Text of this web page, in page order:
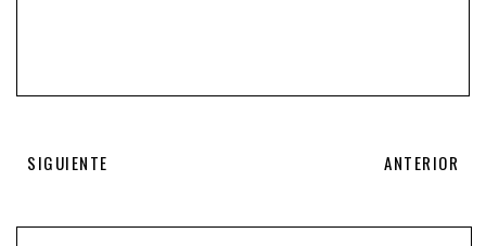
SIGUIENTE ANTERIOR